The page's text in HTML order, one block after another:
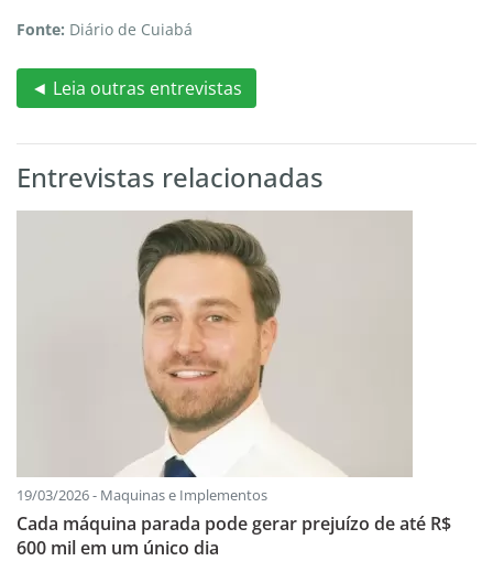
Fonte: Diário de Cuiabá
◄ Leia outras entrevistas
Entrevistas relacionadas
19/03/2026 - Maquinas e Implementos
Cada máquina parada pode gerar prejuízo de até R$
600 mil em um único dia